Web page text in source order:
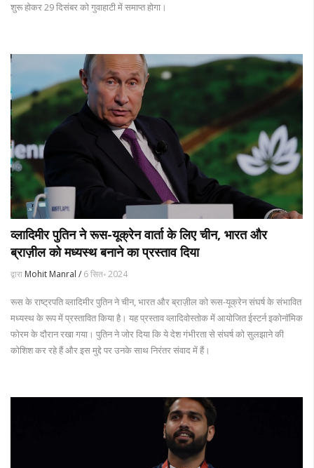
शुरू होकर 29 दिसंबर को गुवाहाटी में समाप्त होगा।
व्लादिमीर पुतिन ने रूस-यूक्रेन वार्ता के लिए चीन, भारत और
ब्राज़ील को मध्यस्थ बनाने का प्रस्ताव दिया
द्वारा Mohit Manral / 6 सित॰ 2024
रूस के राष्ट्रपति व्लादिमीर पुतिन ने चीन, भारत और ब्राज़ील को रूस-यूक्रेन संघर्ष के संभावित
मध्यस्थ के रूप में प्रस्तावित किया है। यह प्रस्ताव व्लादिवोस्तोक में आयोजित ईस्टर्न इकोनॉमिक
फोरम के दौरान रखा गया। पुतिन ने जोर दिया कि ये देश गंभीरता से संघर्ष को सुलझाने की
कोशिश कर रहे हैं और इस मुद्दे पर उनके साथ निरंतर संवाद में हैं।